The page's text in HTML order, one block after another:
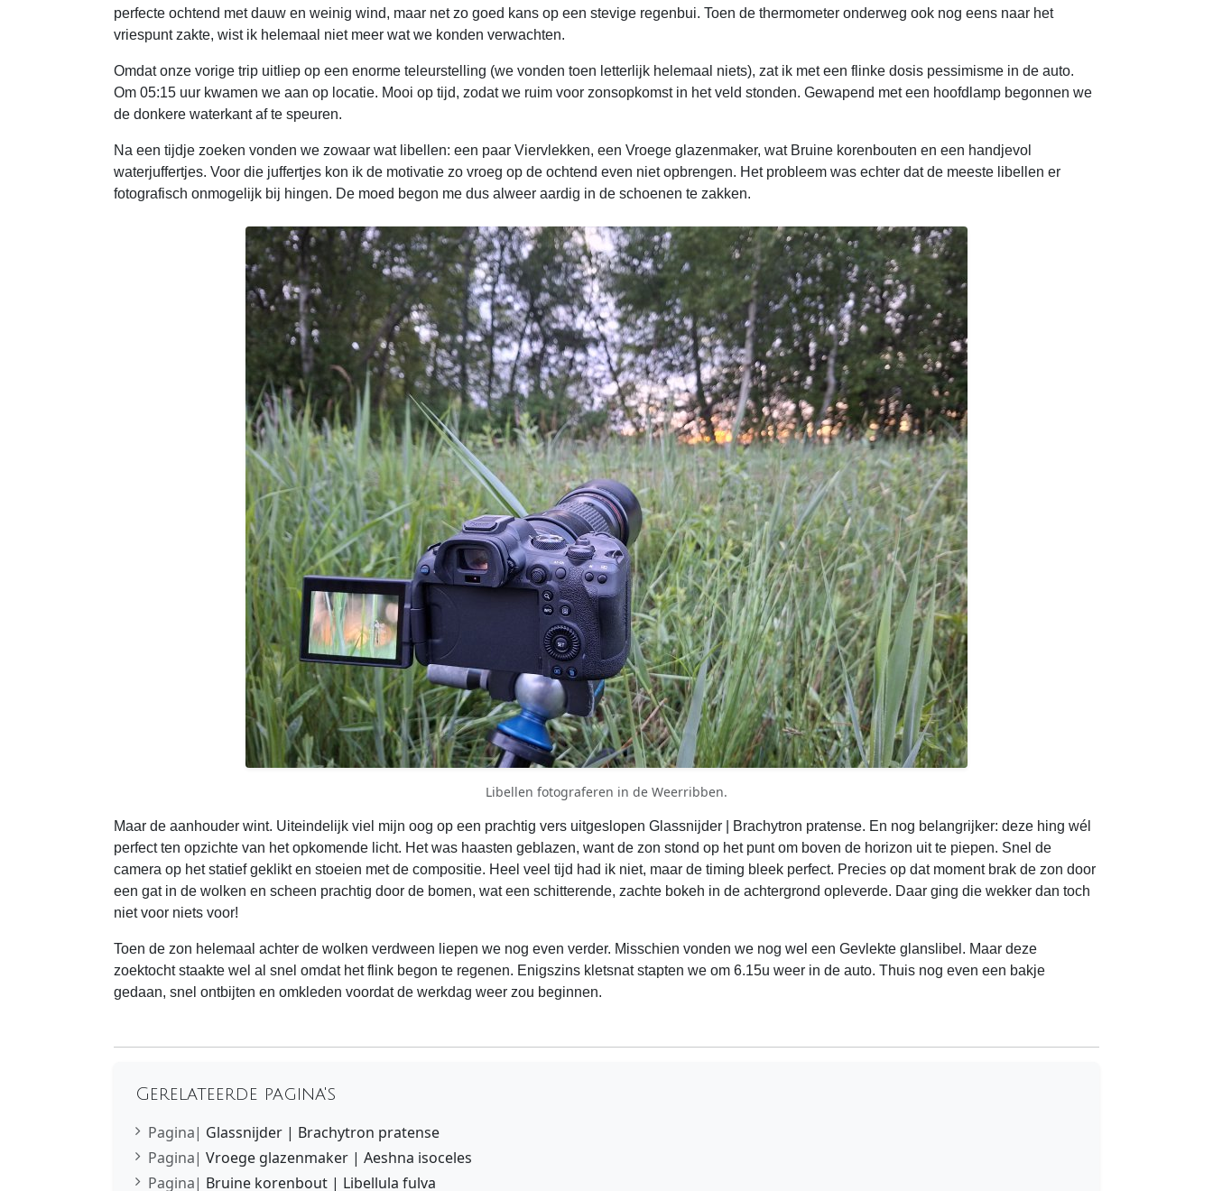
perfecte ochtend met dauw en weinig wind, maar net zo goed kans op een stevige regenbui. Toen de thermometer onderweg ook nog eens naar het
vriespunt zakte, wist ik helemaal niet meer wat we konden verwachten.
Omdat onze vorige trip uitliep op een enorme teleurstelling (we vonden toen letterlijk helemaal niets), zat ik met een flinke dosis pessimisme in de auto.
Om 05:15 uur kwamen we aan op locatie. Mooi op tijd, zodat we ruim voor zonsopkomst in het veld stonden. Gewapend met een hoofdlamp begonnen we
de donkere waterkant af te speuren.
Na een tijdje zoeken vonden we zowaar wat libellen: een paar Viervlekken, een Vroege glazenmaker, wat Bruine korenbouten en een handjevol
waterjuffertjes. Voor die juffertjes kon ik de motivatie zo vroeg op de ochtend even niet opbrengen. Het probleem was echter dat de meeste libellen er
fotografisch onmogelijk bij hingen. De moed begon me dus alweer aardig in de schoenen te zakken.
Libellen fotograferen in de Weerribben.
Maar de aanhouder wint. Uiteindelijk viel mijn oog op een prachtig vers uitgeslopen Glassnijder | Brachytron pratense. En nog belangrijker: deze hing wél
perfect ten opzichte van het opkomende licht. Het was haasten geblazen, want de zon stond op het punt om boven de horizon uit te piepen. Snel de
camera op het statief geklikt en stoeien met de compositie. Heel veel tijd had ik niet, maar de timing bleek perfect. Precies op dat moment brak de zon door
een gat in de wolken en scheen prachtig door de bomen, wat een schitterende, zachte bokeh in de achtergrond opleverde. Daar ging die wekker dan toch
niet voor niets voor!
Toen de zon helemaal achter de wolken verdween liepen we nog even verder. Misschien vonden we nog wel een Gevlekte glanslibel. Maar deze
zoektocht staakte wel al snel omdat het flink begon te regenen. Enigszins kletsnat stapten we om 6.15u weer in de auto. Thuis nog even een bakje
gedaan, snel ontbijten en omkleden voordat de werkdag weer zou beginnen.
Gerelateerde pagina's
Pagina| Glassnijder | Brachytron pratense
Pagina| Vroege glazenmaker | Aeshna isoceles
Pagina| Bruine korenbout | Libellula fulva